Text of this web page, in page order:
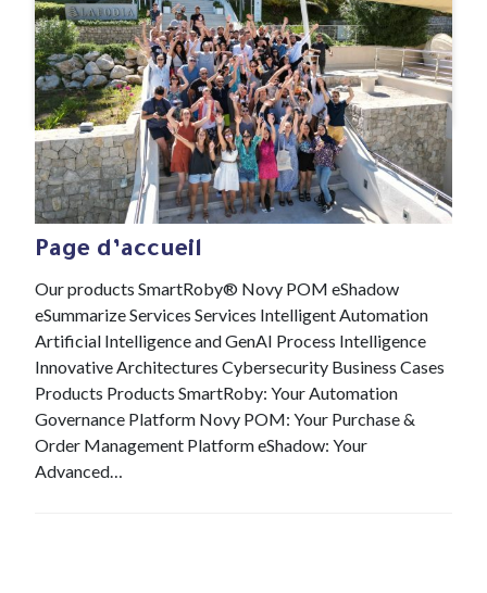
#Novelis
18 Nov , 2021
Page d’accueil
Our products SmartRoby® Novy POM eShadow
eSummarize Services Services Intelligent Automation
Artificial Intelligence and GenAI Process Intelligence
Innovative Architectures Cybersecurity Business Cases
Products Products SmartRoby: Your Automation
Governance Platform Novy POM: Your Purchase &
Order Management Platform eShadow: Your
Advanced…